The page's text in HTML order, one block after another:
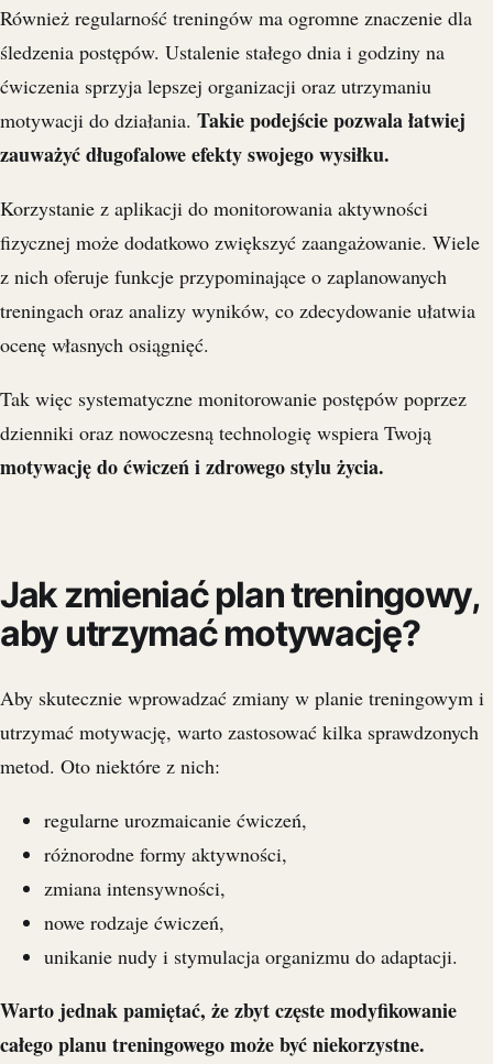
Również regularność treningów ma ogromne znaczenie dla
śledzenia postępów. Ustalenie stałego dnia i godziny na
ćwiczenia sprzyja lepszej organizacji oraz utrzymaniu
motywacji do działania. Takie podejście pozwala łatwiej
zauważyć długofalowe efekty swojego wysiłku.
Korzystanie z aplikacji do monitorowania aktywności
fizycznej może dodatkowo zwiększyć zaangażowanie. Wiele
z nich oferuje funkcje przypominające o zaplanowanych
treningach oraz analizy wyników, co zdecydowanie ułatwia
ocenę własnych osiągnięć.
Tak więc systematyczne monitorowanie postępów poprzez
dzienniki oraz nowoczesną technologię wspiera Twoją
motywację do ćwiczeń i zdrowego stylu życia.
Jak zmieniać plan treningowy,
aby utrzymać motywację?
Aby skutecznie wprowadzać zmiany w planie treningowym i
utrzymać motywację, warto zastosować kilka sprawdzonych
metod. Oto niektóre z nich:
regularne urozmaicanie ćwiczeń,
różnorodne formy aktywności,
zmiana intensywności,
nowe rodzaje ćwiczeń,
unikanie nudy i stymulacja organizmu do adaptacji.
Warto jednak pamiętać, że zbyt częste modyfikowanie
całego planu treningowego może być niekorzystne.